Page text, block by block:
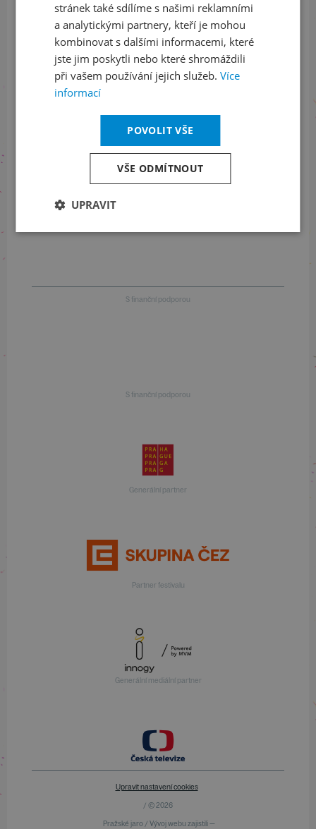
Sledujte nás na sociálních sítích
LinkedInflickr
+420 461 049 232
S finanční podporou
S finanční podporou
Generální partner
Partner festivalu
Generální mediální partner
Upravit nastavení cookies
/ © 2026
Pražské jaro / Vývoj webu zajistili —
stránek také sdílíme s našimi reklamními
a analytickými partnery, kteří je mohou
kombinovat s dalšími informacemi, které
jste jim poskytli nebo které shromáždili
při vašem používání jejich služeb. Více
informací
POVOLIT VŠE
VŠE ODMÍTNOUT
UPRAVIT